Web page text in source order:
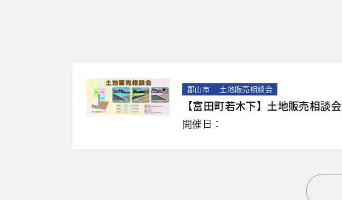
郡山市 土地販売相談会
【富田町若木下】土地販売相談会
開催日：